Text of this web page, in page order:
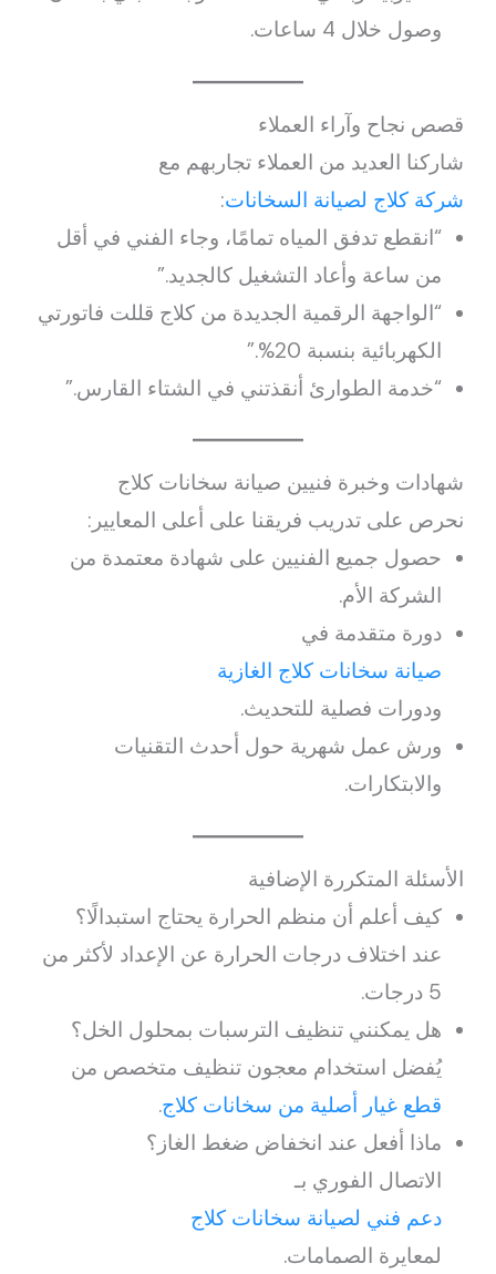
وصول خلال 4 ساعات.
قصص نجاح وآراء العملاء
شاركنا العديد من العملاء تجاربهم مع
شركة كلاج لصيانة السخانات:
“انقطع تدفق المياه تمامًا، وجاء الفني في أقل
من ساعة وأعاد التشغيل كالجديد.”
“الواجهة الرقمية الجديدة من كلاج قللت فاتورتي
الكهربائية بنسبة 20%.”
“خدمة الطوارئ أنقذتني في الشتاء القارس.”
شهادات وخبرة فنيين صيانة سخانات كلاج
نحرص على تدريب فريقنا على أعلى المعايير:
حصول جميع الفنيين على شهادة معتمدة من
الشركة الأم.
دورة متقدمة في
صيانة سخانات كلاج الغازية
ودورات فصلية للتحديث.
ورش عمل شهرية حول أحدث التقنيات
والابتكارات.
الأسئلة المتكررة الإضافية
كيف أعلم أن منظم الحرارة يحتاج استبدالًا؟
عند اختلاف درجات الحرارة عن الإعداد لأكثر من
5 درجات.
هل يمكنني تنظيف الترسبات بمحلول الخل؟
يُفضل استخدام معجون تنظيف متخصص من
قطع غيار أصلية من سخانات كلاج.
ماذا أفعل عند انخفاض ضغط الغاز؟
الاتصال الفوري بـ
دعم فني لصيانة سخانات كلاج
لمعايرة الصمامات.